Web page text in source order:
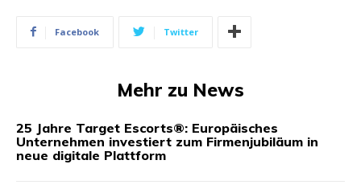
Facebook Twitter
Mehr zu News
25 Jahre Target Escorts®: Europäisches
Unternehmen investiert zum Firmenjubiläum in
neue digitale Plattform